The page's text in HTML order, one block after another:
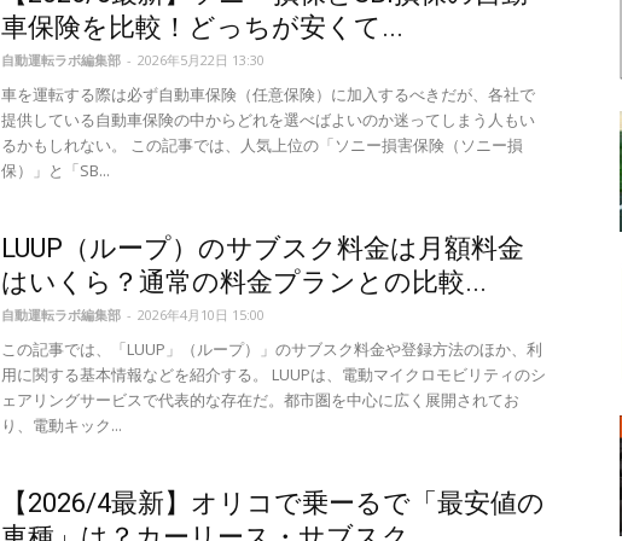
車保険を比較！どっちが安くて...
自動運転ラボ編集部 - 2026年5月22日 13:30
車を運転する際は必ず自動車保険（任意保険）に加入するべきだが、各社で
提供している自動車保険の中からどれを選べばよいのか迷ってしまう人もい
るかもしれない。 この記事では、人気上位の「ソニー損害保険（ソニー損
保）」と「SB...
LUUP（ループ）のサブスク料金は月額料金
はいくら？通常の料金プランとの比較...
自動運転ラボ編集部 - 2026年4月10日 15:00
この記事では、「LUUP」（ループ）」のサブスク料金や登録方法のほか、利
用に関する基本情報などを紹介する。 LUUPは、電動マイクロモビリティのシ
ェアリングサービスで代表的な存在だ。都市圏を中心に広く展開されてお
り、電動キック...
【2026/4最新】オリコで乗ーるで「最安値の